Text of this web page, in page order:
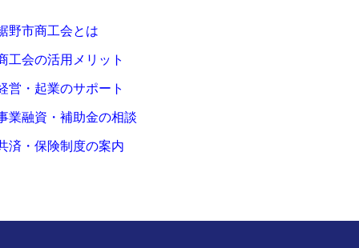
野市商工会とは
工会の活用メリット
営・起業のサポート
業融資・補助金の相談
済・保険制度の案内